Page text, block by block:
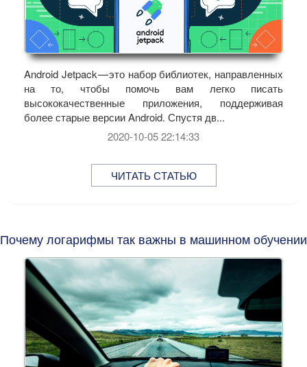
Android Jetpack — это набор библиотек, направленных
на то, чтобы помочь вам легко писать
высококачественные приложения, поддерживая
более старые версии Android. Спустя дв...
2020-10-05 22:14:33
ЧИТАТЬ СТАТЬЮ
Почему логарифмы так важны в машинном обучении